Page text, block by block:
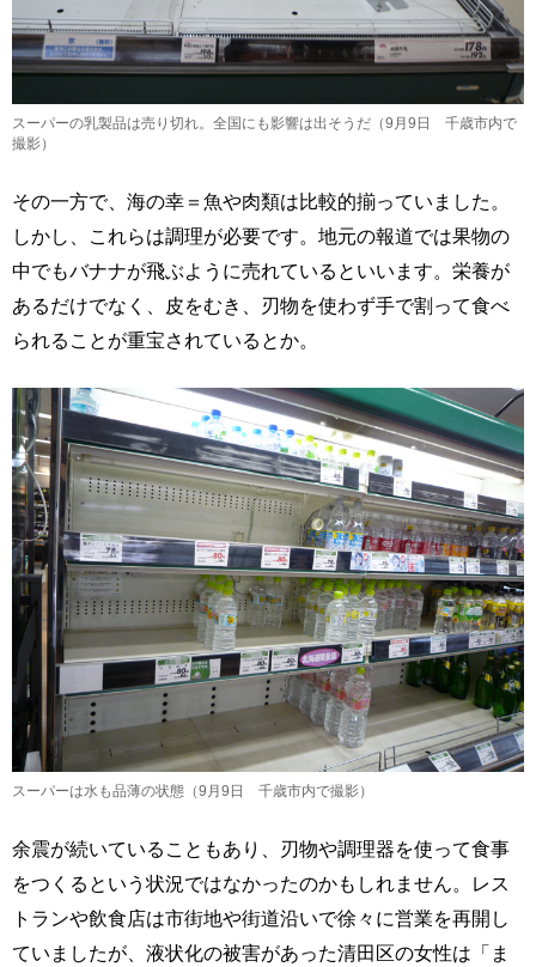
スーパーの乳製品は売り切れ。全国にも影響は出そうだ（9月9日 千歳市内で
撮影）
その一方で、海の幸＝魚や肉類は比較的揃っていました。
しかし、これらは調理が必要です。地元の報道では果物の
中でもバナナが飛ぶように売れているといいます。栄養が
あるだけでなく、皮をむき、刃物を使わず手で割って食べ
られることが重宝されているとか。
スーパーは水も品薄の状態（9月9日 千歳市内で撮影）
余震が続いていることもあり、刃物や調理器を使って食事
をつくるという状況ではなかったのかもしれません。レス
トランや飲食店は市街地や街道沿いで徐々に営業を再開し
ていましたが、液状化の被害があった清田区の女性は「ま